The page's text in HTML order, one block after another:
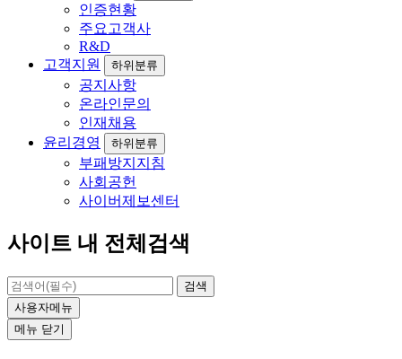
인증현황
주요고객사
R&D
고객지원
하위분류
공지사항
온라인문의
인재채용
윤리경영
하위분류
부패방지지침
사회공헌
사이버제보센터
사이트 내 전체검색
검색
사용자메뉴
메뉴 닫기